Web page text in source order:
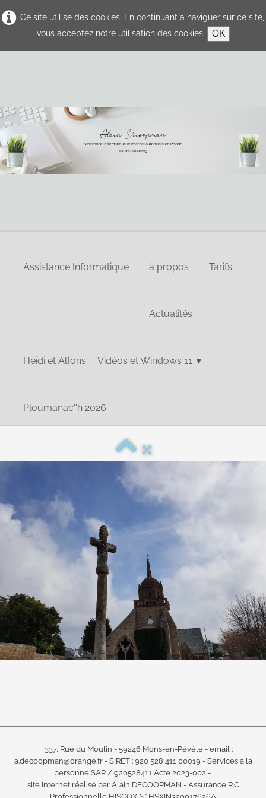
Ce site utilise des cookies. En continuant à naviguer sur ce site,
vous acceptez notre utilisation des cookies.
OK
Assistance Informatique à propos Tarifs
Actualités
Heidi et Alfons Vidéos et Windows 11 ▼
Ploumanac''h 2026
337, Rue du Moulin - 59246 Mons-en-Pévèle - email :
a.decoopman@orange.fr - SIRET : 920 528 411 00019 - Services à la
personne SAP / 920528411 Acte 2023-002 -
site internet réalisé par Alain DECOOPMAN - Assurance R.C